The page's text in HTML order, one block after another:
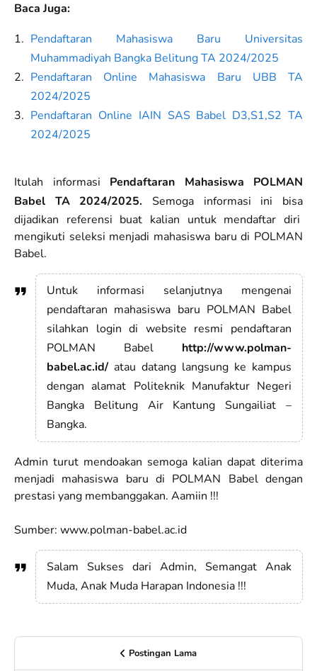
Baca Juga:
Pendaftaran Mahasiswa Baru Universitas
Muhammadiyah Bangka Belitung TA 2024/2025
Pendaftaran Online Mahasiswa Baru UBB TA
2024/2025
Pendaftaran Online IAIN SAS Babel D3,S1,S2 TA
2024/2025
Itulah informasi Pendaftaran Mahasiswa POLMAN
Babel TA 2024/2025. Semoga informasi ini bisa
dijadikan referensi buat kalian untuk mendaftar diri
mengikuti seleksi menjadi mahasiswa baru di POLMAN
Babel.
Untuk informasi selanjutnya mengenai
pendaftaran mahasiswa baru POLMAN Babel
silahkan login di website resmi pendaftaran
POLMAN Babel http://www.polman-
babel.ac.id/ atau datang langsung ke kampus
dengan alamat Politeknik Manufaktur Negeri
Bangka Belitung Air Kantung Sungailiat –
Bangka.
Admin turut mendoakan semoga kalian dapat diterima
menjadi mahasiswa baru di POLMAN Babel dengan
prestasi yang membanggakan. Aamiin !!!
Sumber: www.polman-babel.ac.id
Salam Sukses dari Admin, Semangat Anak
Muda, Anak Muda Harapan Indonesia !!!
Postingan Lama